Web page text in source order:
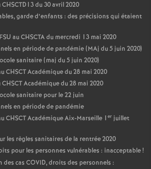
du 30 avril 2020
garde d’enfants : des précisions qui étaient
au CHSCTA du mercredi 13 mai 2020
en période de pandémie (MAj du 5 juin 2020)
sanitaire (maj du 5 juin 2020)
CHSCT Académique du 28 mai 2020
Académique du 28 mai 2020
sanitaire pour le 22 juin
en période de pandémie
CHSCT Académique Aix-Marseille 1 er juillet
les règles sanitaires de la rentrée 2020
pour les personnes vulnérables : inacceptable!
cas COVID, droits des personnels :